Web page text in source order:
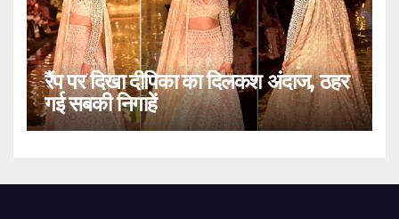
रैंप पर दिखा दीपिका का दिलकश अंदाज, ठहर
गई सबकी निगाहें